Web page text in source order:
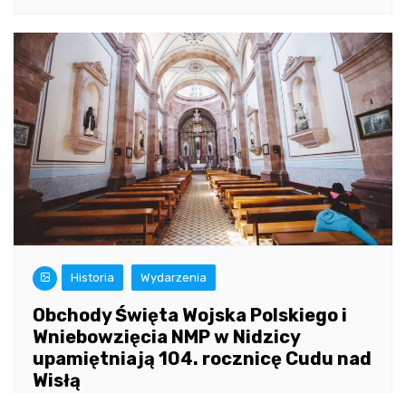
Historia Wydarzenia
Obchody Święta Wojska Polskiego i
Wniebowzięcia NMP w Nidzicy
upamiętniają 104. rocznicę Cudu nad
Wisłą